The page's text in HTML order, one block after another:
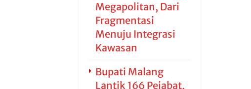
Megapolitan, Dari
Fragmentasi
Menuju Integrasi
Kawasan
Bupati Malang
Lantik 166 Pejabat,